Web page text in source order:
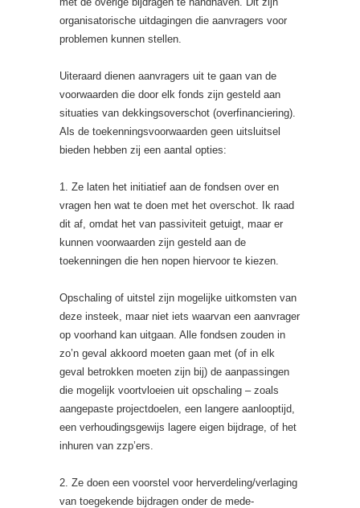
organisatorische uitdagingen die aanvragers voor
problemen kunnen stellen.
Uiteraard dienen aanvragers uit te gaan van de
voorwaarden die door elk fonds zijn gesteld aan
situaties van dekkingsoverschot (overfinanciering).
Als de toekenningsvoorwaarden geen uitsluitsel
bieden hebben zij een aantal opties:
1. Ze laten het initiatief aan de fondsen over en
vragen hen wat te doen met het overschot. Ik raad
dit af, omdat het van passiviteit getuigt, maar er
kunnen voorwaarden zijn gesteld aan de
toekenningen die hen nopen hiervoor te kiezen.
Opschaling of uitstel zijn mogelijke uitkomsten van
deze insteek, maar niet iets waarvan een aanvrager
op voorhand kan uitgaan. Alle fondsen zouden in
zo’n geval akkoord moeten gaan met (of in elk
geval betrokken moeten zijn bij) de aanpassingen
die mogelijk voortvloeien uit opschaling – zoals
aangepaste projectdoelen, een langere aanlooptijd,
een verhoudingsgewijs lagere eigen bijdrage, of het
inhuren van zzp’ers.
2. Ze doen een voorstel voor herverdeling/verlaging
van toegekende bijdragen onder de mede-